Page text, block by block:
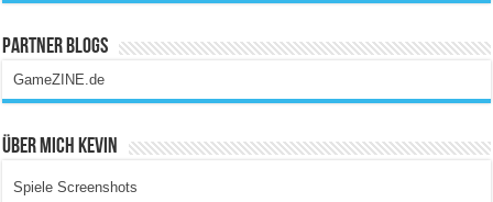
Partner Blogs
GameZINE.de
Über Mich Kevin
Spiele Screenshots